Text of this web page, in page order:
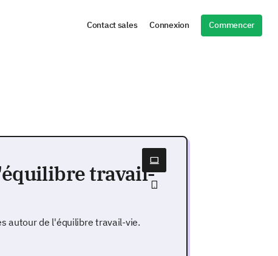
Contact sales Connexion Commencer
travail-
autour de l'équilibre travail-vie.